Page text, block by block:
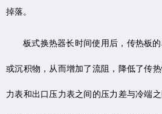
掉落。
板式换热器长时间使用后，传热板
或沉积物，从而增加了流阻，降低了传
力表和出口压力表之间的压力差与冷端